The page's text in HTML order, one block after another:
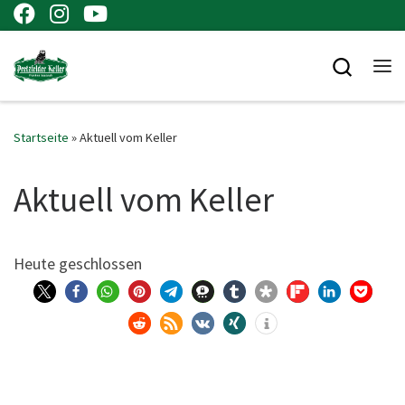
Zum Inhalt springen
Startseite »Aktuell vom Keller
Aktuell vom Keller
Heu­te geschlossen